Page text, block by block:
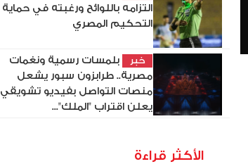
التزامه باللوائح ورغبته في حماية
التحكيم المصري
خبر
بلمسات رسمية ونغمات
مصرية.. طرابزون سبور يشعل
منصات التواصل بفيديو تشويقي
يعلن اقتراب "الملك"...
الأكثر قراءة